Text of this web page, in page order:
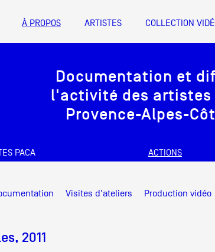
À PROPOS ARTISTES COLLECTION
Documentation et
l'activité des artistes
Provence-Alpes-
PACA ACTIONS
Documentation et
d’artistes
Bureau 1 X 6, 1er étage
De A
Visites d'ateliers Production vidéo
2011